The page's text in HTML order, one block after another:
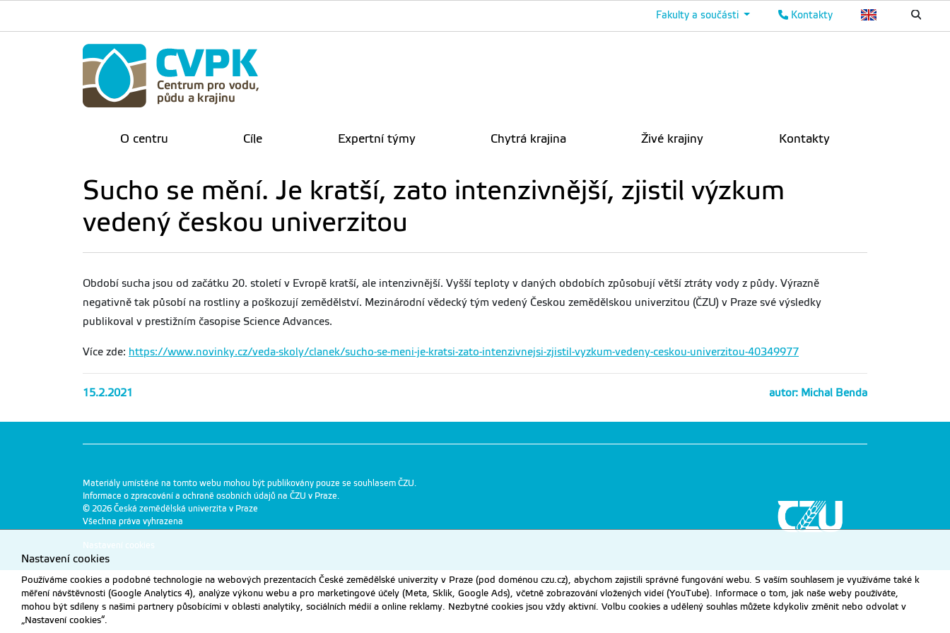
Kontakty
Fakulty a součásti
O centru Cíle Expertní týmy Chytrá krajina Živé krajiny Kontakty
Sucho se mění. Je kratší, zato intenzivnější, zjistil výzkum
vedený českou univerzitou
Období sucha jsou od začátku 20. století v Evropě kratší, ale intenzivnější. Vyšší teploty v daných obdobích způsobují větší ztráty vody z půdy. Výrazně
negativně tak působí na rostliny a poškozují zemědělství. Mezinárodní vědecký tým vedený Českou zemědělskou univerzitou (ČZU) v Praze své výsledky
publikoval v prestižním časopise Science Advances.
Více zde: https://www.novinky.cz/veda-skoly/clanek/sucho-se-meni-je-kratsi-zato-intenzivnejsi-zjistil-vyzkum-vedeny-ceskou-univerzitou-40349977
15.2.2021 autor: Michal Benda
Materiály umístěné na tomto webu mohou být publikovány pouze se souhlasem ČZU.
Informace o zpracování a ochraně osobních údajů na ČZU v Praze.
© 2026 Česká zemědělská univerzita v Praze
Všechna práva vyhrazena
Nastavení cookies
Nastavení cookies
Používáme cookies a podobné technologie na webových prezentacích České zemědělské univerzity v Praze (pod doménou czu.cz), abychom zajistili správné fungování webu. S vaším souhlasem je využíváme také k
měření návštěvnosti (Google Analytics 4), analýze výkonu webu a pro marketingové účely (Meta, Sklik, Google Ads), včetně zobrazování vložených videí (YouTube). Informace o tom, jak naše weby používáte,
mohou být sdíleny s našimi partnery působícími v oblasti analytiky, sociálních médií a online reklamy. Nezbytné cookies jsou vždy aktivní. Volbu cookies a udělený souhlas můžete kdykoliv změnit nebo odvolat v
„Nastavení cookies“.